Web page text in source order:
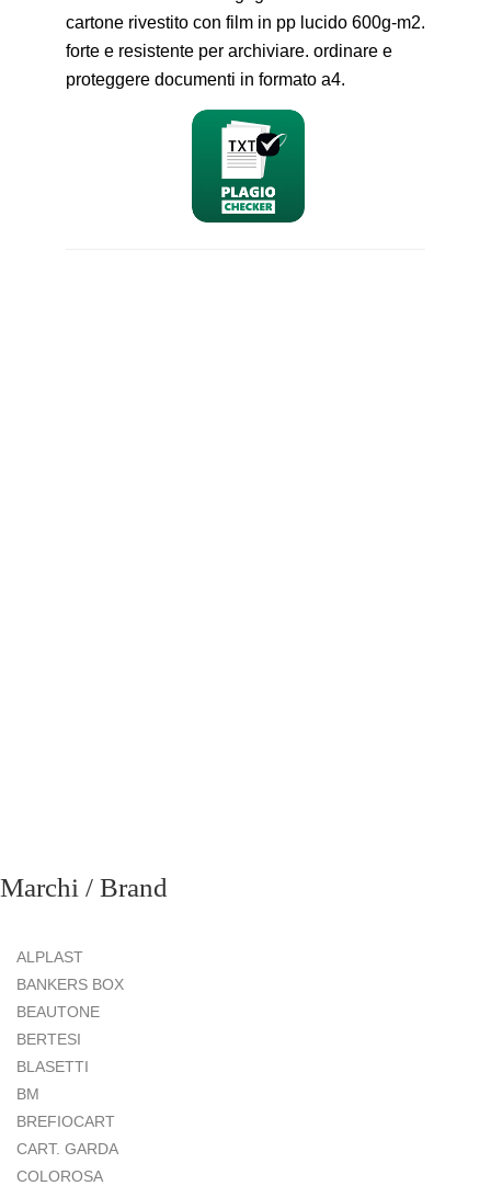
cartone rivestito con film in pp lucido 600g-m2.
forte e resistente per archiviare. ordinare e
proteggere documenti in formato a4.
Marchi / Brand
ALPLAST
BANKERS BOX
BEAUTONE
BERTESI
BLASETTI
BM
BREFIOCART
CART. GARDA
COLOROSA